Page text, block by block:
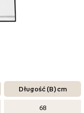
Długość (B) cm
68